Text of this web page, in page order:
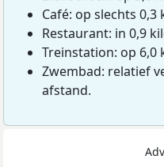
Café: op slechts
Restaurant: in 0,9
Treinstation: op 6,0
Zwembad: relatief
afstand.